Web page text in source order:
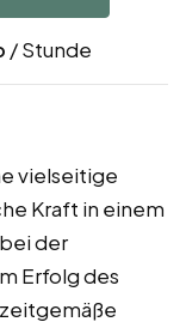
/ Stunde
vielseitige
Kraft in einem
der
Erfolg des